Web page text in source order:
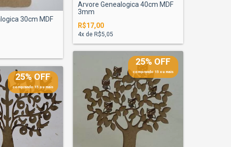
30cm MDF
Arvore Genealogica 40cm MDF
3mm
R$17,00
4x de R$5,05
25% OFF
comprando 15 ou mais
25% OFF
comprando 15 ou mais